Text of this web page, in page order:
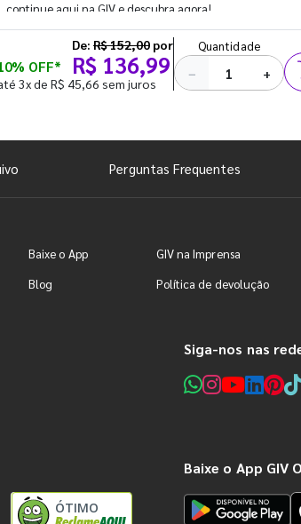
continue aqui na GIV e descubra agora!
OFF*
De: R$ 152,00 por
R$ 136,99
3x de R$ 45,66 sem juros
Quantidade
− +
Perguntas Frequentes
Baixe o App GIV na Imprensa
Blog Política de devolução
Siga-nos nas
ÓTIMO
Baixe o App GIV